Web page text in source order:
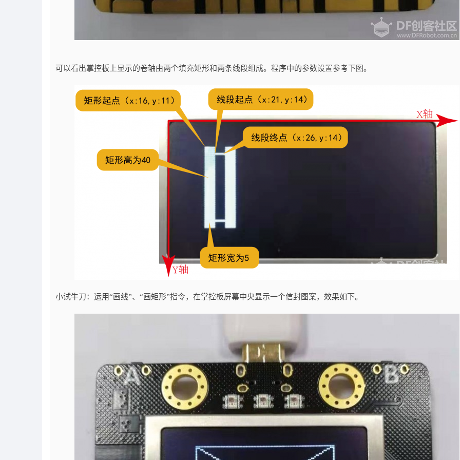
可以看出掌控板上显示的卷轴由两个填充矩形和两条线段组成。程序中的参数设置参考下图。
小试牛刀：运用“画线”、“画矩形”指令，在掌控板屏幕中央显示一个信封图案，效果如下。